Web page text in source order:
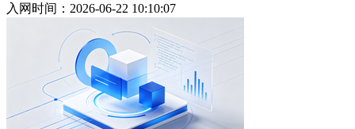
入网时间：2026-06-22 10:10:07